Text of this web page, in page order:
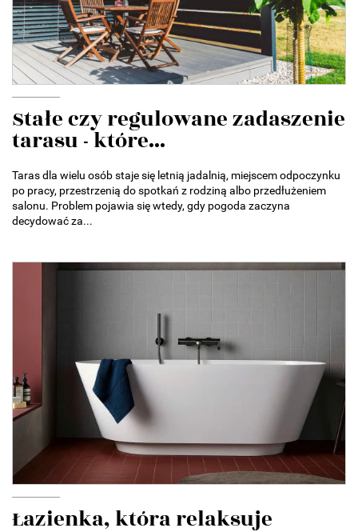
Stałe czy regulowane zadaszenie
tarasu - które...
Taras dla wielu osób staje się letnią jadalnią, miejscem odpoczynku
po pracy, przestrzenią do spotkań z rodziną albo przedłużeniem
salonu. Problem pojawia się wtedy, gdy pogoda zaczyna
decydować za...
Łazienka, która relaksuje